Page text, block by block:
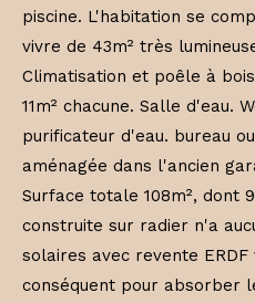
piscine. L'habitation se
vivre de 43m² très
Climatisation et poêle à
11m² chacune. Salle d'eau.
purificateur d'eau. bureau
aménagée dans l'ancien
Surface totale 108m², dont
construite sur radier n'a
solaires avec revente
conséquent pour absorber